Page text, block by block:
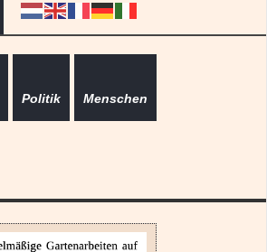
Politik Menschen